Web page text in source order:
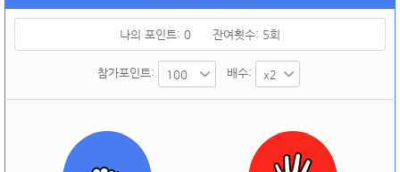
나의 포인트: 0 잔여횟수: 5회
참가포인트: 배수:
오늘 승률: 오늘 결과: ]